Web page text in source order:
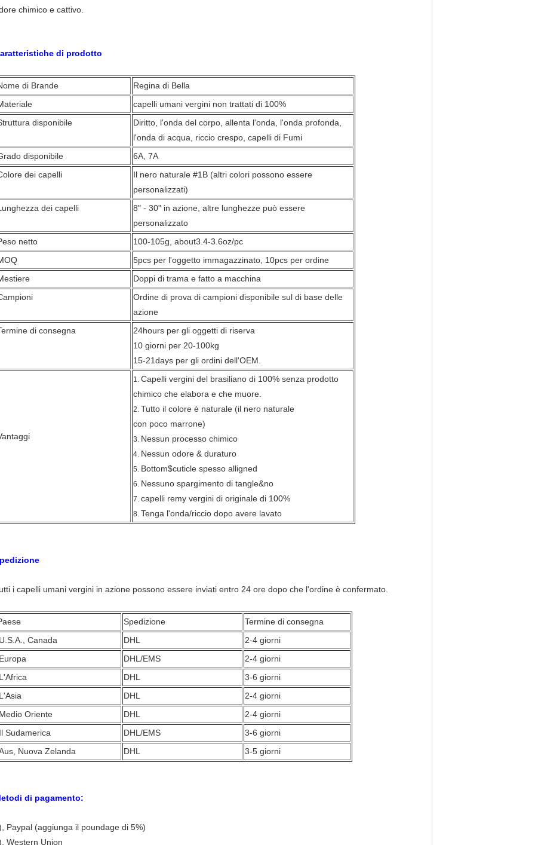
chimico e cattivo.
di prodotto
di Brande
Regina di Bella
capelli umani vergini non trattati di 100%
disponibile
Diritto, l'onda del corpo, allenta l'onda, l'onda profonda,
l'onda di acqua, riccio crespo, capelli di Fumi
disponibile
6A, 7A
dei capelli
Il nero naturale #1B (altri colori possono essere
personalizzati)
dei capelli
8" - 30" in azione, altre lunghezze può essere
personalizzato
netto
100-105g, about3.4-3.6oz/pc
5pcs per l'oggetto immagazzinato, 10pcs per ordine
Doppi di trama e fatto a macchina
Ordine di prova di campioni disponibile sul di base delle
azione
di consegna
24hours per gli oggetti di riserva
10 giorni per 20-100kg
15-21days per gli ordini dell'OEM.
1. Capelli vergini del brasiliano di 100% senza prodotto
chimico che elabora e che muore.
2. Tutto il colore è naturale (il nero naturale
con poco marrone)
3. Nessun processo chimico
4. Nessun odore & duraturo
5. Bottom$cuticle spesso alligned
6. Nessuno spargimento di tangle&no
7. capelli remy vergini di originale di 100%
8. Tenga l'onda/riccio dopo avere lavato
i capelli umani vergini in azione possono essere inviati entro 24 ore dopo che l'ordine è confermato.
Spedizione
Termine di consegna
Canada
DHL
2-4 giorni
DHL/EMS
2-4 giorni
DHL
3-6 giorni
DHL
2-4 giorni
Oriente
DHL
2-4 giorni
Sudamerica
DHL/EMS
3-6 giorni
Nuova Zelanda
DHL 3-5 giorni
di pagamento:
Paypal (aggiunga il poundage di 5%)
Western Union